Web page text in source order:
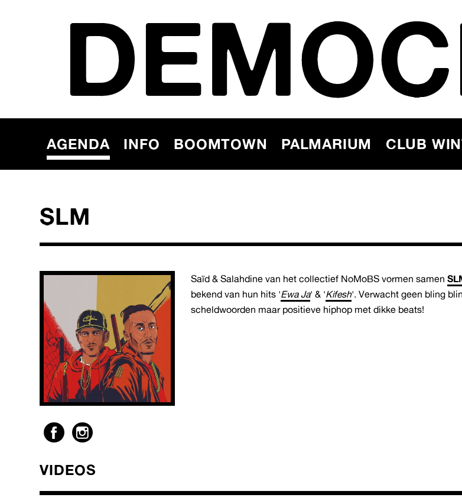
AGENDA INFO BOOMTOWN PALMARIUM CLUB
SLM
Saïd & Salahdine van het collectief NoMoBS vormen samen
bekend van hun hits 'Ewa Ja' & 'Kifesh'. Verwacht geen bling
scheldwoorden maar positieve hiphop met dikke beats!
VIDEOS